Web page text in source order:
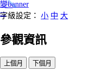
一
項
:::
字級設定： 小 中 大
參觀資訊
上個月 下個月